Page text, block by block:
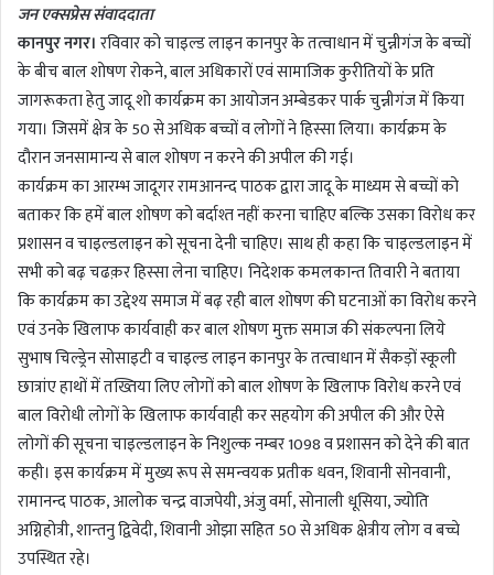
a
n
e
m
a
i
l
जन एक्सप्रेस संवाददाता
कानपुर नगर। रविवार को चाइल्ड लाइन कानपुर के तत्वाधान में चुन्नीगंज के बच्चों
के बीच बाल शोषण रोकने, बाल अधिकारों एवं सामाजिक कुरीतियों के प्रति
जागरूकता हेतु जादू शो कार्यक्रम का आयोजन अम्बेडकर पार्क चुन्नीगंज में किया
गया। जिसमें क्षेत्र के 50 से अधिक बच्चों व लोगों ने हिस्सा लिया। कार्यक्रम के
दौरान जनसामान्य से बाल शोषण न करने की अपील की गई।
कार्यक्रम का आरम्भ जादूगर रामआनन्द पाठक द्वारा जादू के माध्यम से बच्चों को
बताकर कि हमें बाल शोषण को बर्दाश्त नहीं करना चाहिए बल्कि उसका विरोध कर
प्रशासन व चाइल्डलाइन को सूचना देनी चाहिए। साथ ही कहा कि चाइल्डलाइन में
सभी को बढ़ चढक़र हिस्सा लेना चाहिए। निदेशक कमलकान्त तिवारी ने बताया
कि कार्यक्रम का उद्देश्य समाज में बढ़ रही बाल शोषण की घटनाओं का विरोध करने
एवं उनके खिलाफ कार्यवाही कर बाल शोषण मुक्त समाज की संकल्पना लिये
सुभाष चिल्ड्रेन सोसाइटी व चाइल्ड लाइन कानपुर के तत्वाधान में सैकड़ों स्कूली
छात्रांए हाथों में तख्तिया लिए लोगों को बाल शोषण के खिलाफ विरोध करने एवं
बाल विरोधी लोगों के खिलाफ कार्यवाही कर सहयोग की अपील की और ऐसे
लोगों की सूचना चाइल्डलाइन के निशुल्क नम्बर 1098 व प्रशासन को देने की बात
कही। इस कार्यक्रम में मुख्य रूप से समन्वयक प्रतीक धवन, शिवानी सोनवानी,
रामानन्द पाठक, आलोक चन्द्र वाजपेयी, अंजु वर्मा, सोनाली धूसिया, ज्योति
अग्निहोत्री, शान्तनु द्विवेदी, शिवानी ओझा सहित 50 से अधिक क्षेत्रीय लोग व बच्चे
उपस्थित रहे।